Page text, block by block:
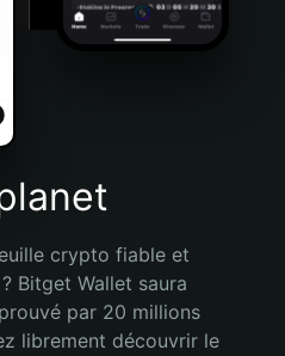
crypto fiable et
Bitget Wallet saura
par 20 millions
librement découvrir le